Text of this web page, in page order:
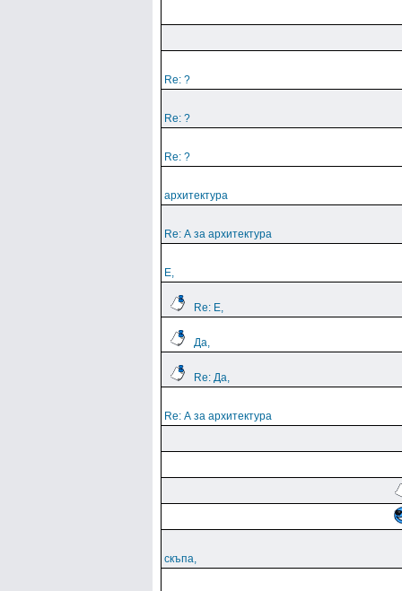
Re: ?
Re: ?
Re: ?
архитектура
Re: А за архитектура
Е,
Re: Е,
Да,
Re: Да,
Re: А за архитектура
скъпа,